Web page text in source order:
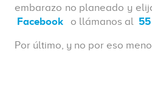
embarazo no planeado y
Facebook
o llámanos al
Por último, y no por eso